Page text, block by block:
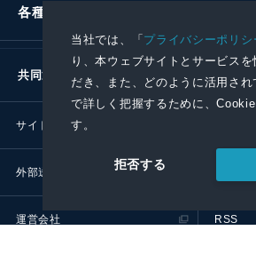
当社では、「プライバシーポリシ
り、本ウェブサイトとサービス
だき、また、どのように活用さ
で詳しく把握するために、
す。
拒否する
各種お問い合わせ
共同通信社グループ
サイトポリシー
外部送信ポリシー プレス
運営会社 RSS